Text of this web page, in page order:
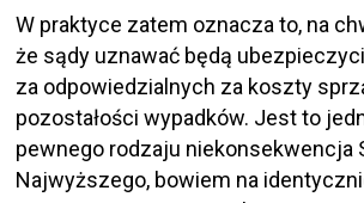
W praktyce zatem oznacza to, na
że sądy uznawać będą
za odpowiedzialnych za koszty
pozostałości wypadków. Jest to
pewnego rodzaju niekonsekwencja
Najwyższego, bowiem na